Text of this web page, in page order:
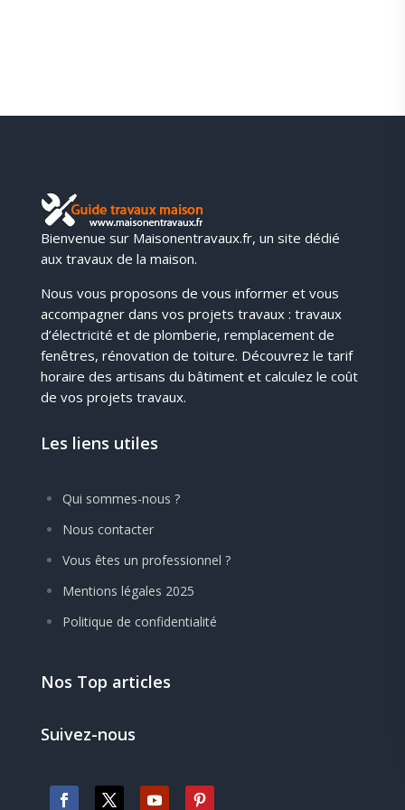
Bienvenue sur Maisonentravaux.fr, un site dédié
aux travaux de la maison.
Nous vous proposons de vous informer et vous
accompagner dans vos projets travaux : travaux
d’électricité et de plomberie, remplacement de
fenêtres, rénovation de toiture. Découvrez le tarif
horaire des artisans du bâtiment et calculez le coût
de vos projets travaux.
Les liens utiles
Qui sommes-nous ?
Nous contacter
Vous êtes un professionnel ?
Mentions légales 2025
Politique de confidentialité
Nos Top articles
Suivez-nous